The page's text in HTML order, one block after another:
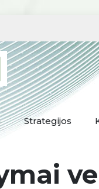
Strategijos